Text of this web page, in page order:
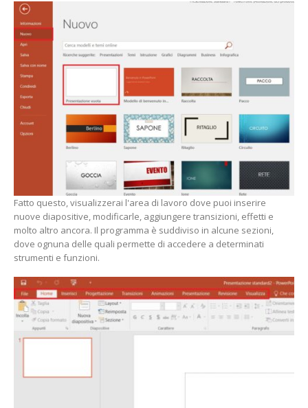
Fatto questo, visualizzerai l'area di lavoro dove puoi inserire
nuove diapositive, modificarle, aggiungere transizioni, effetti e
molto altro ancora. Il programma è suddiviso in alcune sezioni,
dove ognuna delle quali permette di accedere a determinati
strumenti e funzioni.